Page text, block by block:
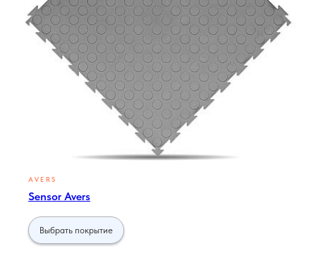
AVERS
Sensor Avers
Выбрать покрытие